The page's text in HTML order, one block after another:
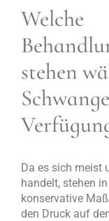
Welche
stehen
Da es sich meist
handelt, stehen
konservative
den Druck auf